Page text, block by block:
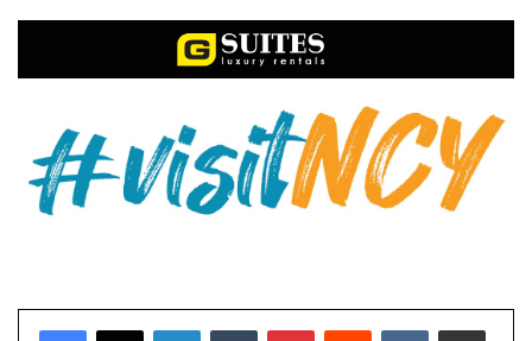
LinkedInTumblr PinterestReddit VKontakteE-Posta ile paylaş